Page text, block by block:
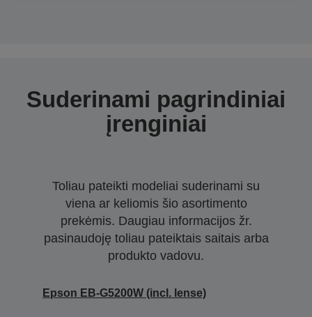
Suderinami pagrindiniai
įrenginiai
Toliau pateikti modeliai suderinami su
viena ar keliomis šio asortimento
prekėmis. Daugiau informacijos žr.
pasinaudoję toliau pateiktais saitais arba
produkto vadovu.
Epson EB-G5200W (incl. lense)